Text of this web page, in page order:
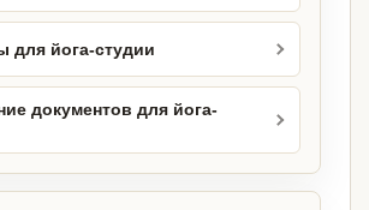
для йога-студии
документов для йога-